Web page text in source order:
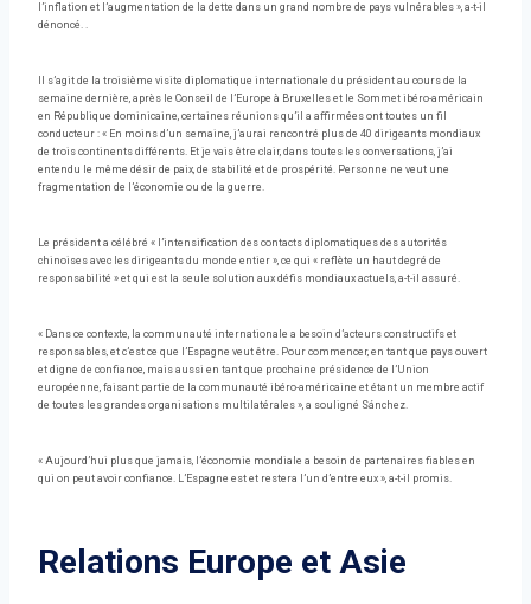
l’inflation et l’augmentation de la dette dans un grand nombre de pays vulnérables », a-t-il
dénoncé. .
Il s’agit de la troisième visite diplomatique internationale du président au cours de la
semaine dernière, après le Conseil de l’Europe à Bruxelles et le Sommet ibéro-américain
en République dominicaine, certaines réunions qu’il a affirmées ont toutes un fil
conducteur : « En moins d’un semaine, j’aurai rencontré plus de 40 dirigeants mondiaux
de trois continents différents. Et je vais être clair, dans toutes les conversations, j’ai
entendu le même désir de paix, de stabilité et de prospérité. Personne ne veut une
fragmentation de l’économie ou de la guerre.
Le président a célébré « l’intensification des contacts diplomatiques des autorités
chinoises avec les dirigeants du monde entier », ce qui « reflète un haut degré de
responsabilité » et qui est la seule solution aux défis mondiaux actuels, a-t-il assuré.
« Dans ce contexte, la communauté internationale a besoin d’acteurs constructifs et
responsables, et c’est ce que l’Espagne veut être. Pour commencer, en tant que pays ouvert
et digne de confiance, mais aussi en tant que prochaine présidence de l’Union
européenne, faisant partie de la communauté ibéro-américaine et étant un membre actif
de toutes les grandes organisations multilatérales », a souligné Sánchez.
« Aujourd’hui plus que jamais, l’économie mondiale a besoin de partenaires fiables en
qui on peut avoir confiance. L’Espagne est et restera l’un d’entre eux », a-t-il promis.
Relations Europe et Asie